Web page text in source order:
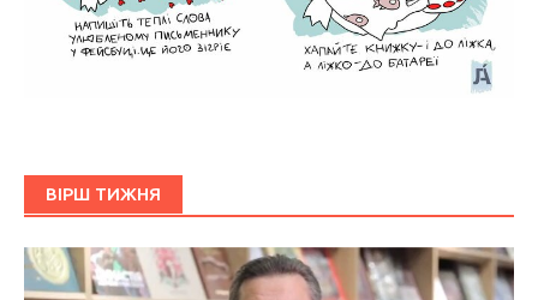
ВІРШ ТИЖНЯ